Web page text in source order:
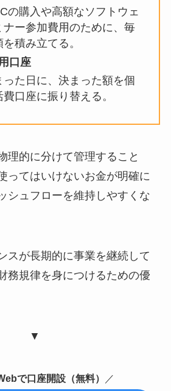
の購入や高額なソフトウェ
ナー参加費用のために、毎
積み立てる。
口座
った日に、決まった額を個
費口座に振り替える。
理的に分けて管理すること
ってはいけないお金が明確に
シュフローを維持しやすくな
スが長期的に事業を継続して
務規律を身につけるための優
▼
で口座開設（無料） ／